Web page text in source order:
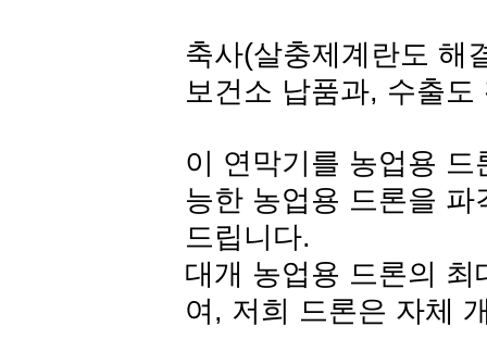
축사(살충제계란도 해
보건소 납품과, 수출
이 연막기를 농업용
능한 농업용 드론을
드립니다.
대개 농업용 드론의
여, 저희 드론은 자체